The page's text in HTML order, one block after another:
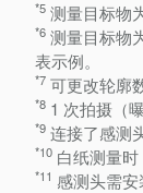
*5 测量目标物
*6 测量目标物
表示例。
*7 可更改轮廓
*8 1 次拍摄（
*9 连接了感测
*10 白纸测量时
*11 感测头需安